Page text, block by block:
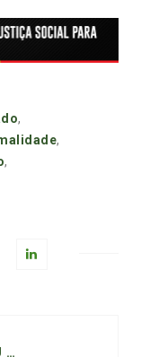
,
,
,
COLONIZAÇÃO DIZIMOU DIVERSIDADE DO DNA INDÍGENA NAS AMÉRICAS